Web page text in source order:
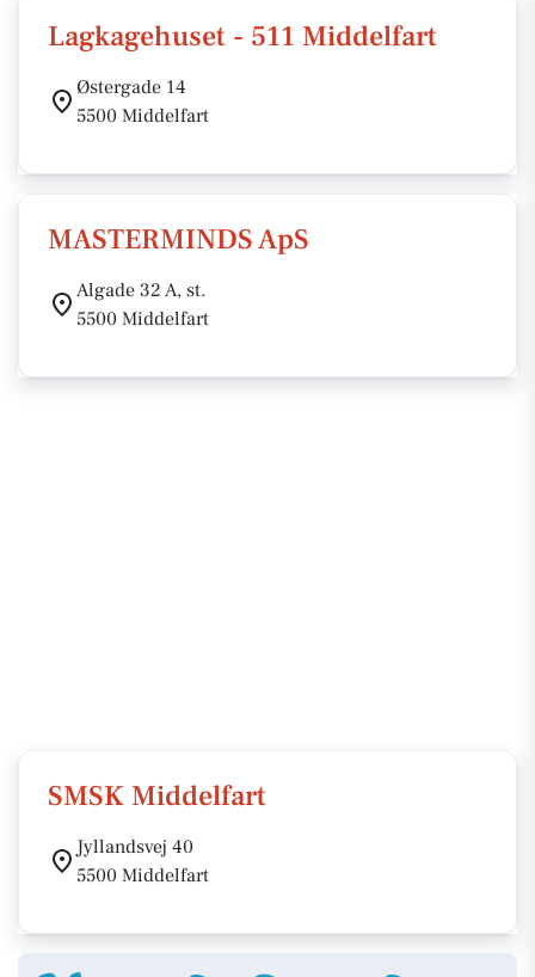
Lagkagehuset - 511 Middelfart
Østergade 14
5500 Middelfart
MASTERMINDS ApS
Algade 32 A, st.
5500 Middelfart
SMSK Middelfart
Jyllandsvej 40
5500 Middelfart